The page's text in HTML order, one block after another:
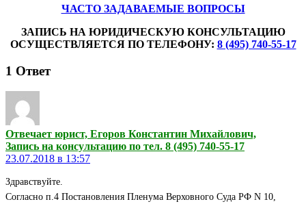
ЧАСТО ЗАДАВАЕМЫЕ ВОПРОСЫ
ЗАПИСЬ НА ЮРИДИЧЕСКУЮ КОНСУЛЬТАЦИЮ
ОСУЩЕСТВЛЯЕТСЯ ПО ТЕЛЕФОНУ: 8 (495) 740-55-17
1 Ответ
Отвечает юрист, Егоров Константин Михайлович,
Запись на консультацию по тел. 8 (495) 740-55-17
23.07.2018 в 13:57
Здравствуйте.
Согласно п.4 Постановления Пленума Верховного Суда РФ N 10,